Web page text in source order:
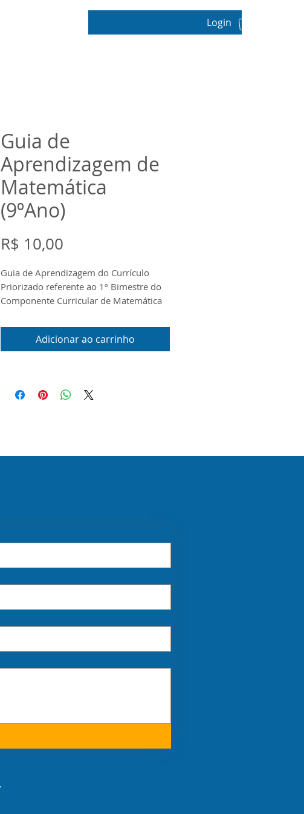
Login
Guia de
Aprendizagem de
Matemática
(9ºAno)
R$ 10,00
Guia de Aprendizagem do Currículo
Priorizado referente ao 1º Bimestre do
Componente Curricular de Matemática
Anos Finais. O documento foi
produzido conforme o Guia do Currículo
Adicionar ao carrinho